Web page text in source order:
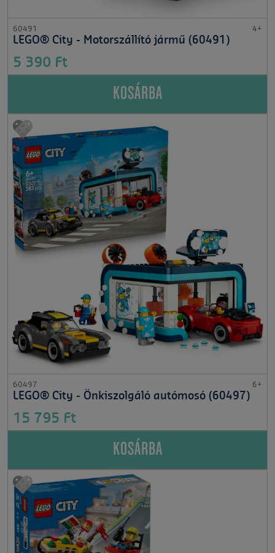
60491 4+
LEGO® City - Motorszállító jármű (60491)
5 390 Ft
KOSÁRBA
60497 6+
LEGO® City - Önkiszolgáló autómosó (60497)
15 795 Ft
KOSÁRBA